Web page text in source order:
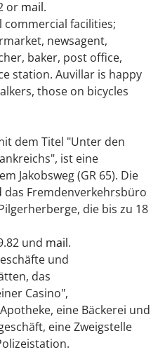
or mail.
facilities;
newsagent,
baker, post office,
station. Auvillar is happy
those on bicycles
dem Titel "Unter den
ist eine
Jakobsweg (GR 65). Die
Fremdenverkehrsbüro
die bis zu 18
und mail.
und
das
Casino",
eine Bäckerei und
eine Zweigstelle